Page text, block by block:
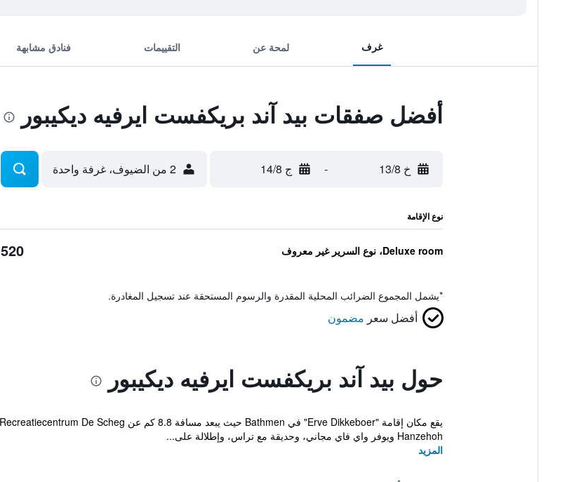
غرف لمحة عن التقييمات فنادق مشابهة
أفضل صفقات بيد آند بريكفست ايرفيه ديكيبور
خ 13/8 - ج 14/8 2 من الضيوف، غرفة واحدة
نوع الإقامة
Deluxe room، نوع السرير غير معروف 520 ﷼
*يشمل المجموع الضرائب المحلية المقدرة والرسوم المستحقة عند تسجيل المغادرة.
أفضل سعر مضمون
حول بيد آند بريكفست ايرفيه ديكيبور
Hanzehoh ويوفر واي فاي مجاني، وحديقة مع تراس، وإطلالة على...
المزيد